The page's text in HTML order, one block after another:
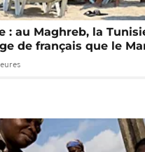
: au Maghreb, la
de français que le